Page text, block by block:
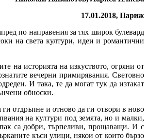
17.01.2018, Париж
по направения за тях широк булевард
на света култури, идеи и романтични
на историята на изкуството, огряни от
вечерни примирявания. Световно
И така, те да могат тук да изтакат
обноски.
отдръпне и отново да ги отвори в ново
на култури под земята, но и малки,
са добри, търпеливи, прощаващи. И с
къси улици, някои от които бързо